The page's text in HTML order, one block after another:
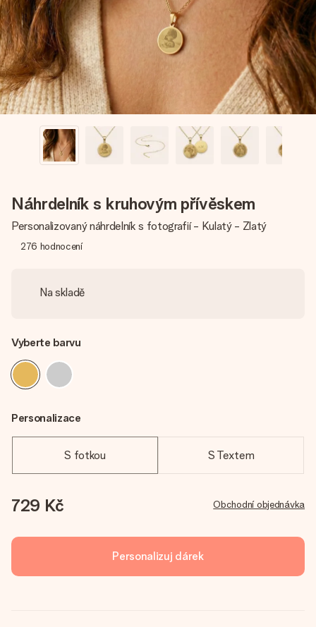
jménem, vaší fotografií nebo vzkazem, který doopravdy
zahřeje u srdce. Žádné zbytečné složitosti, jen spousta
lásky pro daný okamžik.
Náhrdelník s kruhovým přívěskem
Personalizovaný náhrdelník s fotografií - Kulatý - Zlatý
276 hodnocení
Na skladě
Vyberte barvu
Personalizace
S fotkou S Textem
729 Kč Obchodní objednávka
Personalizuj dárek